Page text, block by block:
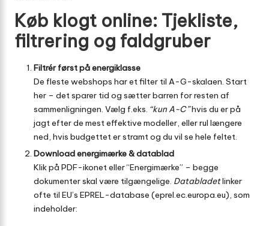
Køb klogt online: Tjekliste,
filtrering og faldgruber
Filtrér først på energiklasse
De fleste webshops har et filter til A-G-skalaen. Start
her – det sparer tid og sætter barren for resten af
sammenligningen. Vælg f.eks. “kun A-C”hvis du er på
jagt efter de mest effektive modeller, eller rul længere
ned, hvis budgettet er stramt og du vil se hele feltet.
Download energimærke & datablad
Klik på PDF-ikonet eller “Energimærke” – begge
dokumenter skal være tilgængelige. Databladetlinker
ofte til EU’s EPREL-database (eprel.ec.europa.eu), som
indeholder: